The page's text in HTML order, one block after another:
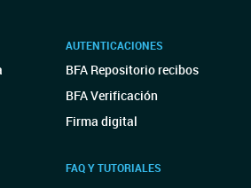
AUTENTICACIONES
BFA Repositorio recibos
BFA Verificación
Firma digital
FAQ Y TUTORIALES